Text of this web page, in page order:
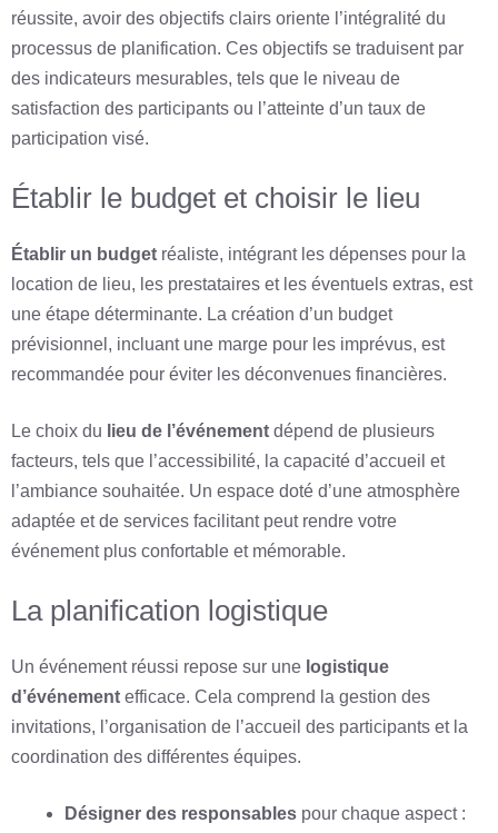
réussite, avoir des objectifs clairs oriente l’intégralité du
processus de planification. Ces objectifs se traduisent par
des indicateurs mesurables, tels que le niveau de
satisfaction des participants ou l’atteinte d’un taux de
participation visé.
Établir le budget et choisir le lieu
Établir un budget réaliste, intégrant les dépenses pour la
location de lieu, les prestataires et les éventuels extras, est
une étape déterminante. La création d’un budget
prévisionnel, incluant une marge pour les imprévus, est
recommandée pour éviter les déconvenues financières.
Le choix du lieu de l’événement dépend de plusieurs
facteurs, tels que l’accessibilité, la capacité d’accueil et
l’ambiance souhaitée. Un espace doté d’une atmosphère
adaptée et de services facilitant peut rendre votre
événement plus confortable et mémorable.
La planification logistique
Un événement réussi repose sur une logistique
d’événement efficace. Cela comprend la gestion des
invitations, l’organisation de l’accueil des participants et la
coordination des différentes équipes.
Désigner des responsables pour chaque aspect :